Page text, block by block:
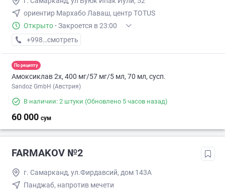
ориентир Мархабо Лаваш, центр TOTUS
Открыто · Закроется в 23:00
+998 (95) XXX-XX-XX
смотреть
По рецепту
Амоксиклав 2х, 400 мг/57 мг/5 мл, 70 мл, сусп.
Sandoz GmbH (Австрия)
В наличии: 2 штуки (Обновлено 5 часов назад)
60 000 сум
FARMAKOV №2
г. Самарканд, ул.Фирдавсий, дом 143А
Панджаб, напротив мечети